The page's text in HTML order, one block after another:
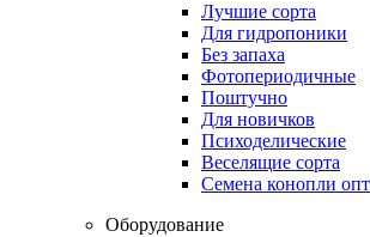
Лучшие сорта
Для гидропоники
Без запаха
Фотопериодичные
Поштучно
Для новичков
Психоделические
Веселящие сорта
Семена конопли
Оборудование